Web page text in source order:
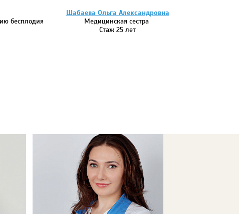
бесплодия
Шабаева Ольга Александровна
Медицинская сестра
Стаж 25 лет